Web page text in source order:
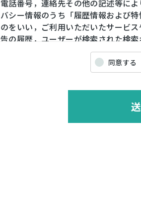
電話番号，連絡先その他の記述等に
バシー情報のうち「履歴情報および
のをいい，ご利用いただいたサービ
告の履歴，ユーザーが検索された検
境，郵便番号や性別，職業，年齢，
末の個体識別情報などを指します。
第２条（プライバシー情報の収
当社は，ユーザーが利用登録をする
ス，銀行口座番号，クレジットカー
同意する